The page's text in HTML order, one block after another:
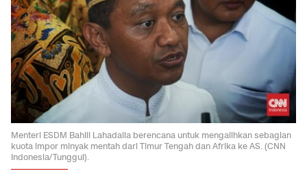
Menteri ESDM Bahlil Lahadalia berencana untuk mengalihkan sebagian
kuota impor minyak mentah dari Timur Tengah dan Afrika ke AS. (CNN
Indonesia/Tunggul).